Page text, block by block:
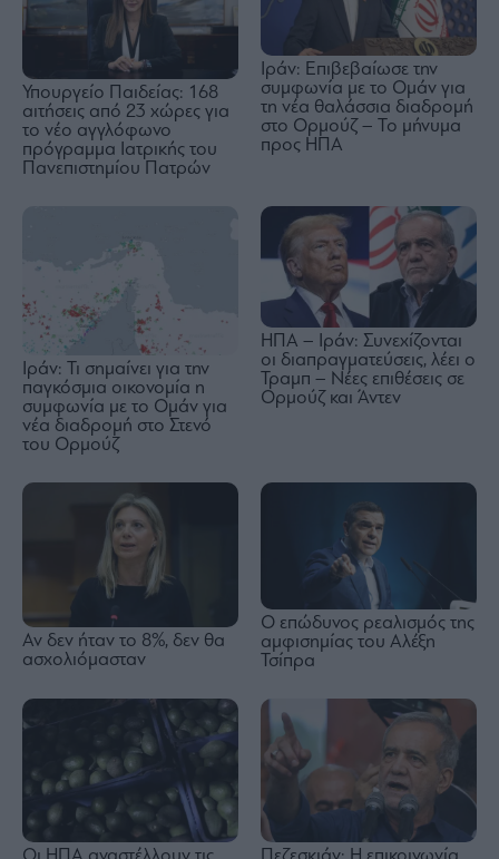
Υπουργείο Παιδείας: 168
αιτήσεις από 23 χώρες για
το νέο αγγλόφωνο
πρόγραμμα Ιατρικής του
Πανεπιστημίου Πατρών
Ιράν: Επιβεβαίωσε την
συμφωνία με το Ομάν για
τη νέα θαλάσσια διαδρομή
στο Ορμούζ – Το μήνυμα
προς ΗΠΑ
Ιράν: Τι σημαίνει για την
παγκόσμια οικονομία η
συμφωνία με το Ομάν για
νέα διαδρομή στο Στενό
του Ορμούζ
ΗΠΑ – Ιράν: Συνεχίζονται
οι διαπραγματεύσεις, λέει ο
Τραμπ – Νέες επιθέσεις σε
Ορμούζ και Άντεν
Αν δεν ήταν το 8%, δεν θα
ασχολιόμασταν
Ο επώδυνος ρεαλισμός της
αμφισημίας του Αλέξη
Τσίπρα